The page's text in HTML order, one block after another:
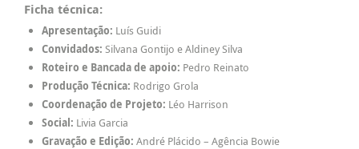
Ficha técnica:
Apresentação: Luís Guidi
Convidados: Silvana Gontijo e Aldiney Silva
Roteiro e Bancada de apoio: Pedro Reinato
Produção Técnica: Rodrigo Grola
Coordenação de Projeto: Léo Harrison
Social: Livia Garcia
Gravação e Edição: André Plácido – Agência Bowie